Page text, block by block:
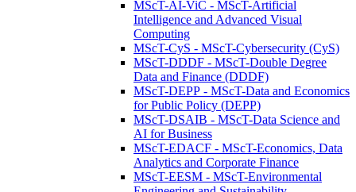
MScT-AI-ViC - MScT-Artificial
Intelligence and Advanced Visual
Computing
MScT-CyS - MScT-Cybersecurity (CyS)
MScT-DDDF - MScT-Double Degree
Data and Finance (DDDF)
MScT-DEPP - MScT-Data and Economics
for Public Policy (DEPP)
MScT-DSAIB - MScT-Data Science and
AI for Business
MScT-EDACF - MScT-Economics, Data
Analytics and Corporate Finance
MScT-EESM - MScT-Environmental